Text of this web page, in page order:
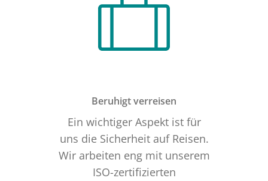
Beruhigt verreisen
Ein wichtiger Aspekt ist für
uns die Sicherheit auf Reisen.
Wir arbeiten eng mit unserem
ISO-zertifizierten